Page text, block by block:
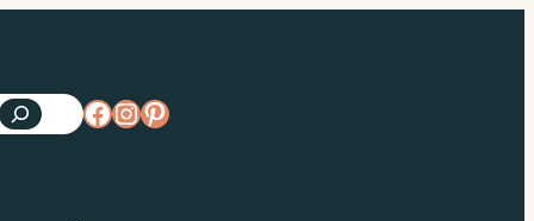
https://www.facebook.com/
https://www.instagram.com/
https://www.pinterest.de/diejungs/